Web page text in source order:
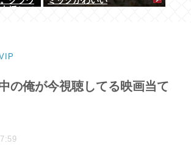
の俺が今視聴してる映画当て